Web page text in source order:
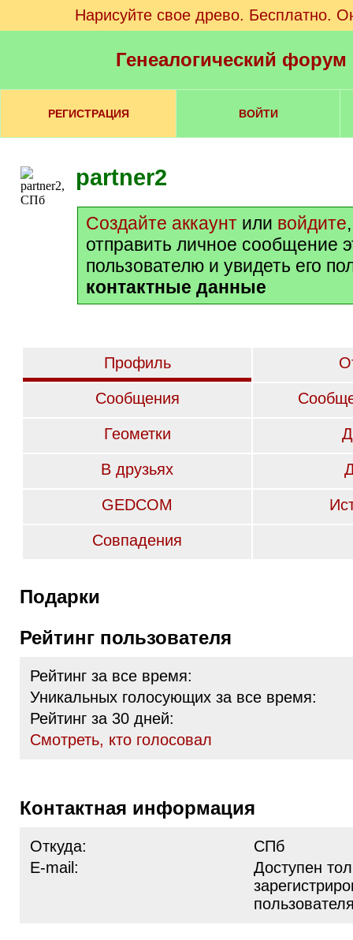
Нарисуйте свое древо. Бесплатно.
Генеалогический
РЕГИСТРАЦИЯ ВОЙТИ
partner2
Создайте аккаунт или войдите
отправить личное сообщение
пользователю и увидеть его
контактные данные
Профиль
Сообщения
Геометки
В друзьях
GEDCOM
Совпадения
Подарки
Рейтинг пользователя
Рейтинг за все время:
Уникальных голосующих за все время:
Рейтинг за 30 дней:
Cмотреть, кто голосовал
Контактная информация
Откуда:
СПб
E-mail:
Доступен